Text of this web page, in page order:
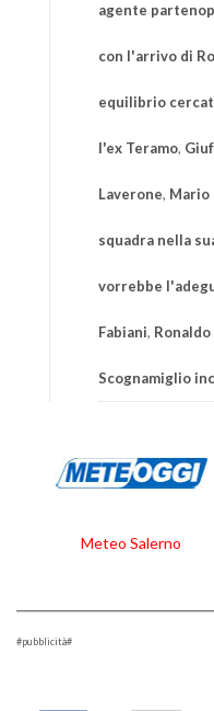
agente
con l'arrivo di
equilibrio
l'ex Teramo,
Laverone, Mario
squadra nella
vorrebbe
Fabiani,
Scognamiglio
Meteo Salerno
#pubblicità#